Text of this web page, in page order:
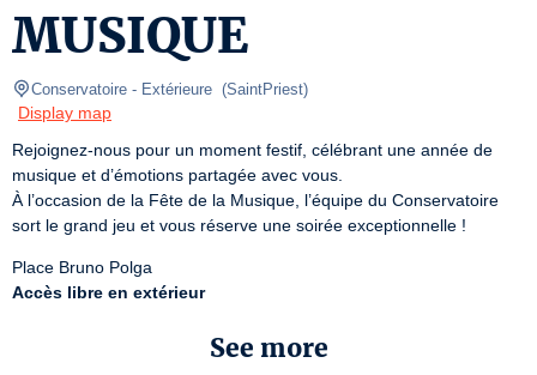
MUSIQUE
Conservatoire - Extérieure (SaintPriest)
Display map
Rejoignez-nous pour un moment festif, célébrant une année de
musique et d’émotions partagée avec vous.
À l’occasion de la Fête de la Musique, l’équipe du Conservatoire
sort le grand jeu et vous réserve une soirée exceptionnelle !
Accès libre en extérieur
See more